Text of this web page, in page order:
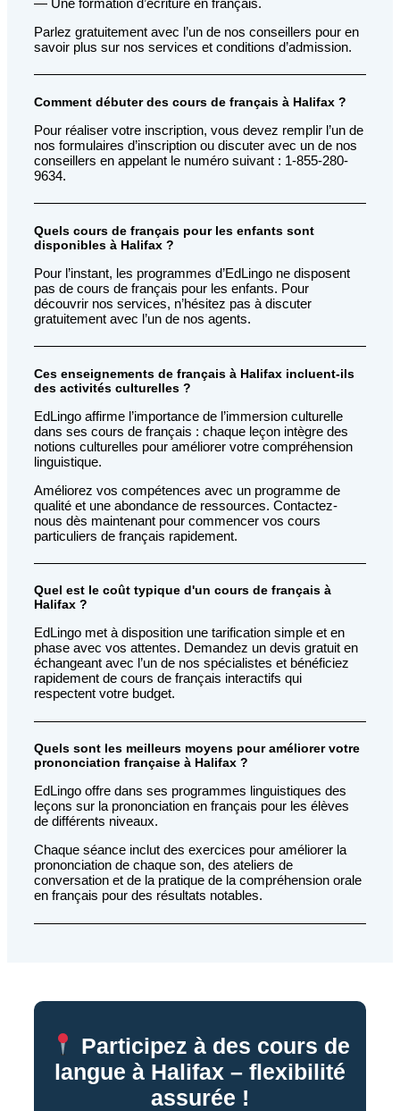
— Une formation d’écriture en français.
Parlez gratuitement avec l’un de nos conseillers pour en
savoir plus sur nos services et conditions d’admission.
Comment débuter des cours de français à Halifax ?
Pour réaliser votre inscription, vous devez remplir l’un de
nos formulaires d’inscription ou discuter avec un de nos
conseillers en appelant le numéro suivant : 1-855-280-
9634.
Quels cours de français pour les enfants sont
disponibles à Halifax ?
Pour l’instant, les programmes d’EdLingo ne disposent
pas de cours de français pour les enfants. Pour
découvrir nos services, n’hésitez pas à discuter
gratuitement avec l’un de nos agents.
Ces enseignements de français à Halifax incluent-ils
des activités culturelles ?
EdLingo affirme l’importance de l’immersion culturelle
dans ses cours de français : chaque leçon intègre des
notions culturelles pour améliorer votre compréhension
linguistique.
Améliorez vos compétences avec un programme de
qualité et une abondance de ressources. Contactez-
nous dès maintenant pour commencer vos cours
particuliers de français rapidement.
Quel est le coût typique d'un cours de français à
Halifax ?
EdLingo met à disposition une tarification simple et en
phase avec vos attentes. Demandez un devis gratuit en
échangeant avec l’un de nos spécialistes et bénéficiez
rapidement de cours de français interactifs qui
respectent votre budget.
Quels sont les meilleurs moyens pour améliorer votre
prononciation française à Halifax ?
EdLingo offre dans ses programmes linguistiques des
leçons sur la prononciation en français pour les élèves
de différents niveaux.
Chaque séance inclut des exercices pour améliorer la
prononciation de chaque son, des ateliers de
conversation et de la pratique de la compréhension orale
en français pour des résultats notables.
Participez à des cours de
langue à Halifax – flexibilité
assurée !